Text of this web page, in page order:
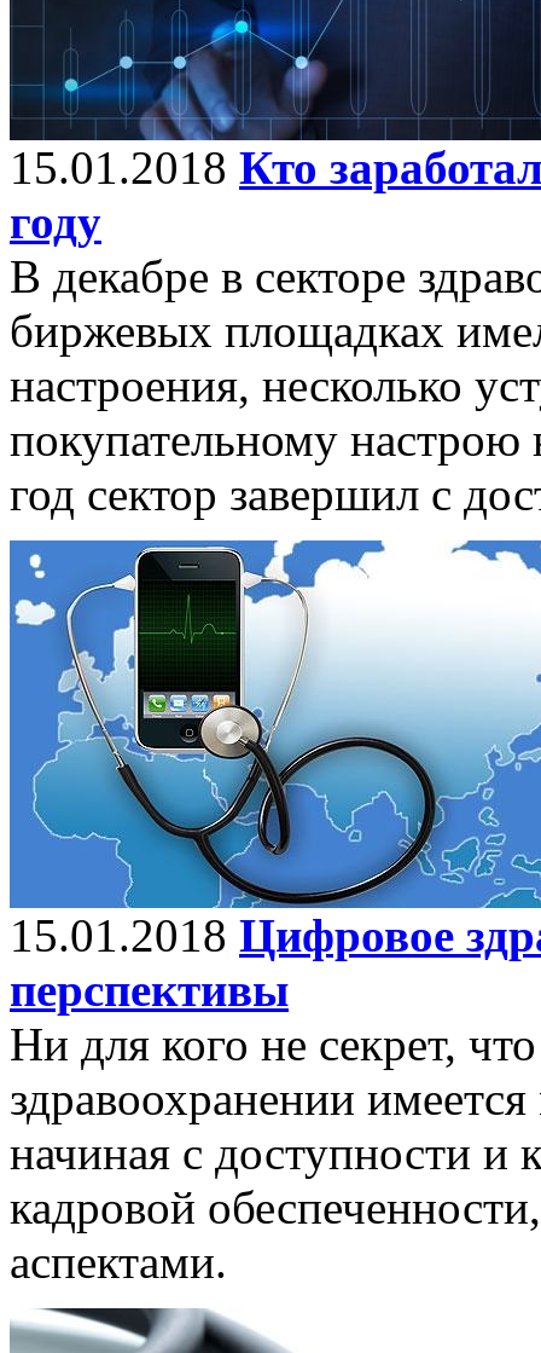
15.01.2018 Кто
году
В декабре в секторе
биржевых площадках
настроения, несколько
покупательному
год сектор завершил с
15.01.2018 Цифровое
перспективы
Ни для кого не секрет,
здравоохранении
начиная с доступности и
кадровой
аспектами.